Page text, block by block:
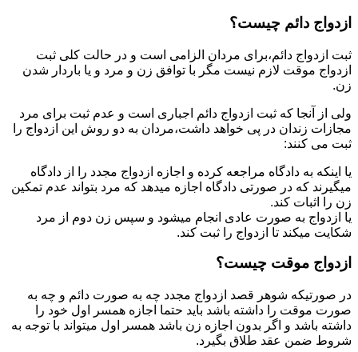
ازدواج دائم چیست؟
ثبت ازدواج دائم،برای مردان الزامی است و در حالت کلی ثبت
ازدواج موقت لازم نیست مگر با توافق زن و مرد و یا باردار شدن
زن.
ولی از آنجا که ثبت ازدواج دائم اجباری است و عدم ثبت برای مرد
مجازات زندان در پی خواهد داشت،مردان به دو روش این ازدواج را
ثبت می کنند:
یا اینکه به دادگاه مراجعه کرده و اجازه ازدواج مجدد را از دادگاه
میگیرند که در صورتی دادگاه اجازه میدهد که مرد بتواند عدم تمکین
زن را اثبات کند.
یا ازدواج به صورت عادی انجام میشود و سپس زن دوم از مرد
شکایت میکند تا ازدواج را ثبت کند.
ازدواج موقت چیست؟
در صورتیکه شوهر قصد ازدواج مجدد چه به صورت دائم و چه به
صورت موقت را داشته باشد باید حتما اجازه همسر اول خود را
داشته باشد و اگر بدون اجازه زن باشد همسر اول میتواند با توجه به
شروط ضمن عقد طلاق بگیرد.